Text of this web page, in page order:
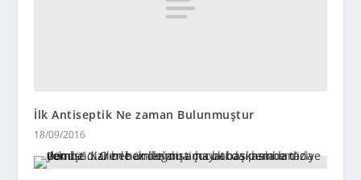
İlk Antiseptik Ne zaman Bulunmuştur
18/09/2016